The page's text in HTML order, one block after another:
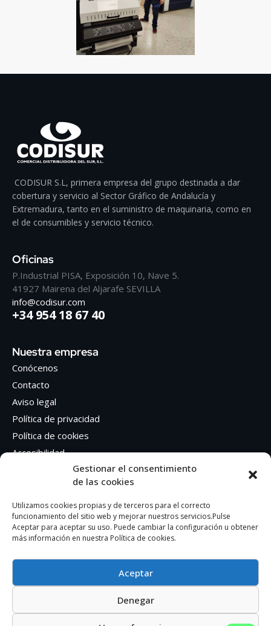
Gestionar el consentimiento
de las cookies
Utilizamos cookies propias y de terceros para el correcto
funcionamiento del sitio web y mejorar nuestros servicios.Pulse
Aceptar para aceptar su uso. Puede cambiar la configuración u obtener
más información en nuestra Política de cookies.
Aceptar
Denegar
CODISUR S.L, primera empresa del grupo destinada a dar
cobertura y servicio al Sector Gráfico de Andalucía y
Extremadura, tanto en el suministro de maquinaria, como en
el de consumibles y servicio técnico.
Oficinas
P.Industrial PISA, Exposición 10, Nave 5.
41927 Mairena del Aljarafe SEVILLA
info@codisur.com
+34 954 18 67 40
Nuestra empresa
Conócenos
Contacto
Aviso legal
Política de privacidad
Política de cookies
Accesibilidad
Síguenos en Redes sociales
Facebook
Instagram
AUTOEDICION GRAFICA SA – CIF: A41362401